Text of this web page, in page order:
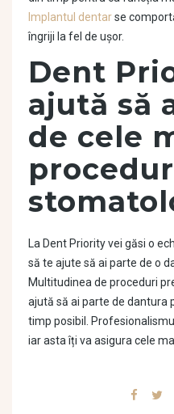
Implantul dentarse
îngriji la fel de ușor.
Dent
ajută să
de cele
La Dent Priority vei găsi o
să te ajute să ai parte de o
Multitudinea de proceduri
ajută să ai parte de dantura
timp posibil.
iar asta îți va asigura cele